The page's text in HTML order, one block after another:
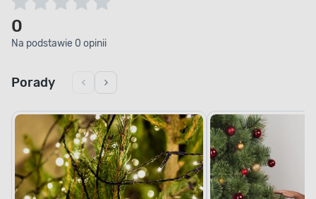
0
Na podstawie 0 opinii
Porady